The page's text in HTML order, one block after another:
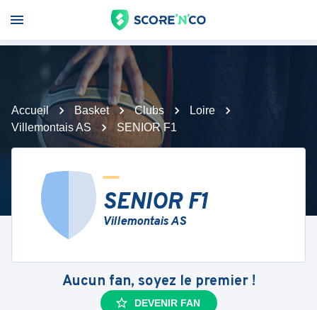
Accueil Basket Clubs
Loire
Villemontais AS
SENIOR F1
SENIOR F1
Villemontais AS
Aucun fan, soyez le premier !
DEVENIR FAN